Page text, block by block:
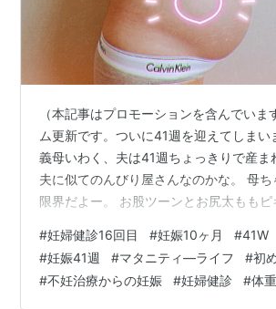
（本記事はプロモーションを含んでいま
ム更新です。ついに41週を迎えてしまい
義母いわく、夫は41週ちょっきりで産ま
夫に似てのんびり屋さんなのかな。 母
限界だよー。 お股ツーンとお尻太ももピ
健診2回目だぞぼっちゃん。(笑) 赤ちゃ
のこと。前回と前々回は3000gだったの
大きくなっているのでしょう・・・！ 私
#妊婦健診16回目 #妊娠10ヶ月 #41W
#妊娠41週 #マタニティ―ライフ #初
#不妊治療からの妊娠 #妊婦健診 #体